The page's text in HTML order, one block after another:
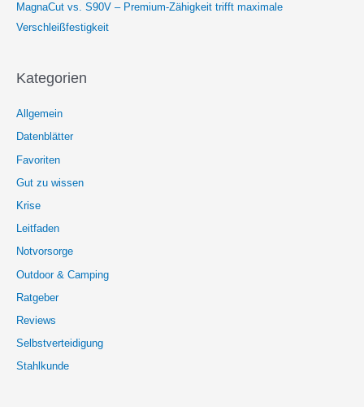
MagnaCut vs. S90V – Premium-Zähigkeit trifft maximale
Verschleißfestigkeit
Kategorien
Allgemein
Datenblätter
Favoriten
Gut zu wissen
Krise
Leitfaden
Notvorsorge
Outdoor & Camping
Ratgeber
Reviews
Selbstverteidigung
Stahlkunde